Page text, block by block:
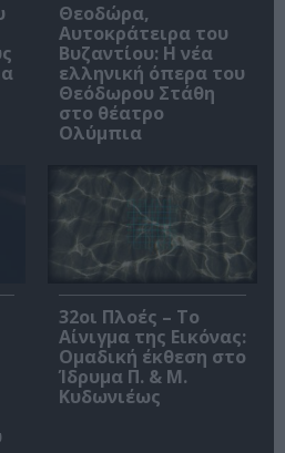
Θεοδώρα,
Αυτοκράτειρα του
Βυζαντίου: Η νέα
ελληνική όπερα του
Θεόδωρου Στάθη
στο θέατρο
Ολύμπια
32οι Πλοές – Το
Αίνιγμα της Εικόνας:
Ομαδική έκθεση στο
Ίδρυμα Π. & Μ.
Κυδωνιέως